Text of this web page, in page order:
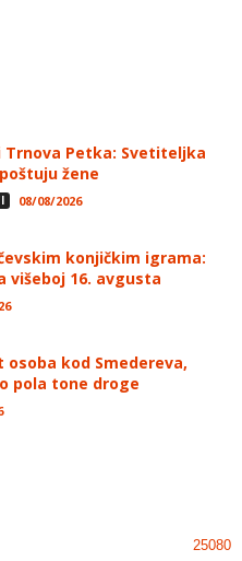
Trnova Petka: Svetiteljka
žene
08/08/2026
konjičkim igrama:
višeboj 16. avgusta
osoba kod Smedereva,
pola tone droge
25080